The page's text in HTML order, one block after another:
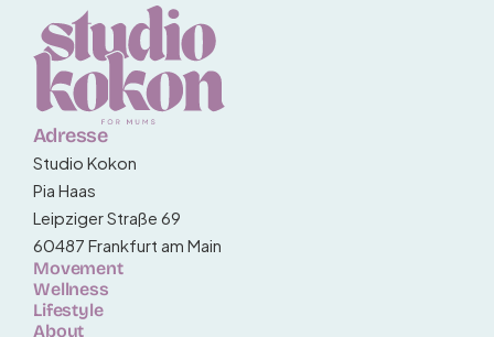
Adresse
Studio Kokon
Pia Haas
Leipziger Straße 69
60487 Frankfurt am Main
Movement
Wellness
Lifestyle
About